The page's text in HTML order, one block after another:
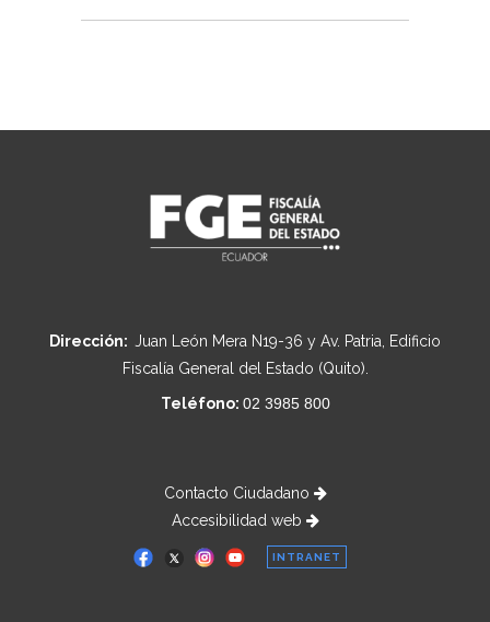
Dirección: Juan León Mera N19-36 y Av. Patria, Edificio
Fiscalía General del Estado (Quito).
Teléfono: 02 3985 800
Contacto Ciudadano
Accesibilidad web
INTRANET